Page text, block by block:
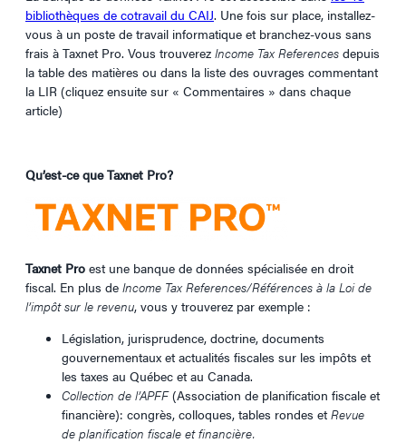
bibliothèques de cotravail du CAIJ. Une fois sur place, installez-
vous à un poste de travail informatique et branchez-vous sans
frais à Taxnet Pro. Vous trouverez Income Tax References depuis
la table des matières ou dans la liste des ouvrages commentant
la LIR (cliquez ensuite sur « Commentaires » dans chaque
article)
Qu’est-ce que Taxnet Pro?
Taxnet Pro est une banque de données spécialisée en droit
fiscal. En plus de Income Tax References/Références à la Loi de
l’impôt sur le revenu, vous y trouverez par exemple :
Législation, jurisprudence, doctrine, documents
gouvernementaux et actualités fiscales sur les impôts et
les taxes au Québec et au Canada.
Collection de l’APFF(Association de planification fiscale et
financière): congrès, colloques, tables rondes etRevue
de planification fiscale et financière.